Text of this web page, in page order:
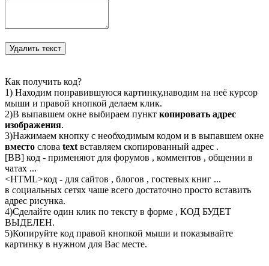
Как получить код?
1) Находим понравившуюся картинку,наводим на неё курсор
мыши и правой кнопкой делаем клик.
2)В выпавшем окне выбираем пункт копировать адрес
изображения.
3)Нажимаем кнопку с необходимым кодом и в выпавшем окне
вместо слова text вставляем скопированный адрес .
[BB] код - применяют для форумов , комментов , общении в
чатах ...
<HTML>код - для сайтов , блогов , гостевых книг ...
в социальных сетях чаше всего достаточно просто вставить
адрес рисунка.
4)Сделайте один клик по тексту в форме , КОД БУДЕТ
ВЫДЕЛЕН.
5)Копируйте код правой кнопкой мыши и показывайте
картинку в нужном для Вас месте.